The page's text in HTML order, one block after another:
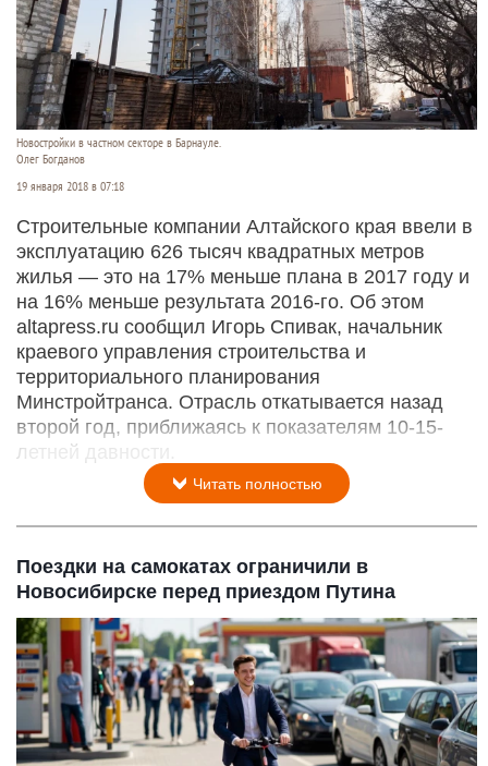
Новостройки в частном секторе в Барнауле.
Олег Богданов
19 января 2018 в 07:18
Строительные компании Алтайского края ввели в
эксплуатацию 626 тысяч квадратных метров
жилья — это на 17% меньше плана в 2017 году и
на 16% меньше результата 2016-го. Об этом
altapress.ru сообщил Игорь Спивак, начальник
краевого управления строительства и
территориального планирования
Минстройтранса. Отрасль откатывается назад
второй год, приближаясь к показателям 10-15-
летней давности.
Читать полностью
Поездки на самокатах ограничили в
Новосибирске перед приездом Путина